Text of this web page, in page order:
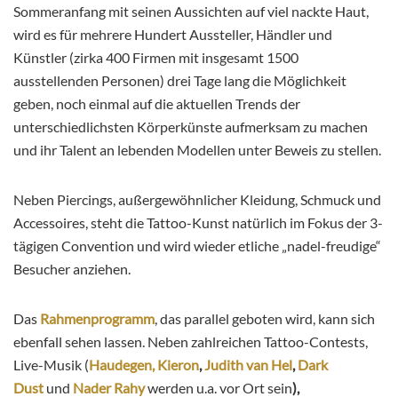
Sommeranfang mit seinen Aussichten auf viel nackte Haut,
wird es für mehrere Hundert Aussteller, Händler und
Künstler (zirka 400 Firmen mit insgesamt 1500
ausstellenden Personen) drei Tage lang die Möglichkeit
geben, noch einmal auf die aktuellen Trends der
unterschiedlichsten Körperkünste aufmerksam zu machen
und ihr Talent an lebenden Modellen unter Beweis zu stellen.
Neben Piercings, außergewöhnlicher Kleidung, Schmuck und
Accessoires, steht die Tattoo-Kunst natürlich im Fokus der 3-
tägigen Convention und wird wieder etliche „nadel-freudige“
Besucher anziehen.
Das Rahmenprogramm , das parallel geboten wird, kann sich
ebenfall sehen lassen. Neben zahlreichen Tattoo-Contests,
Live-Musik (Haudegen, Kieron, Judith van Hel, Dark
Dust und Nader Rahywerden u.a. vor Ort sein),